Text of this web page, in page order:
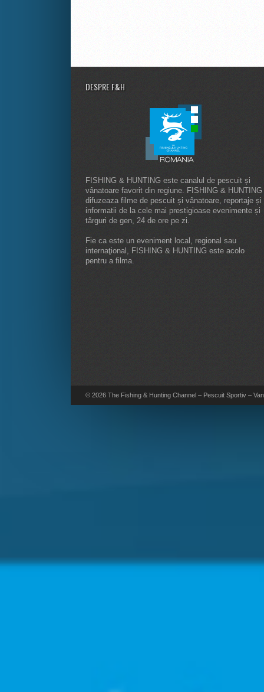
DESPRE F&H
FISHING & HUNTING este canalul de pescuit și
vânatoare favorit din regiune. FISHING & HUNTING
difuzeaza filme de pescuit și vânatoare, reportaje și
informatii de la cele mai prestigioase evenimente și
târguri de gen, 24 de ore pe zi.
Fie ca este un eveniment local, regional sau
internaţional, FISHING & HUNTING este acolo
pentru a filma.
© 2026 The Fishing & Hunting Channel – Pescuit Sportiv –